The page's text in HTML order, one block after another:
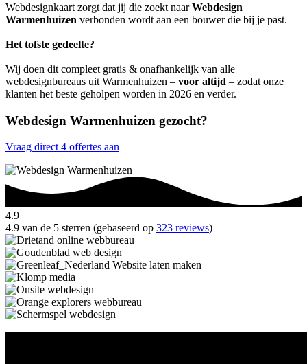
Webdesignkaart zorgt dat jij die zoekt naarWebdesign
Warmenhuizen verbonden wordt aan een bouwer die bij je past.
Het tofste gedeelte?
Wij doen dit compleet gratis & onafhankelijk van alle
webdesignbureaus uit Warmenhuizen – voor altijd – zodat onze
klanten het beste geholpen worden in 2026 en verder.
Webdesign Warmenhuizen gezocht?
Vraag direct 4 offertes aan
4.9
4.9 van de 5 sterren (gebaseerd op 323 reviews)